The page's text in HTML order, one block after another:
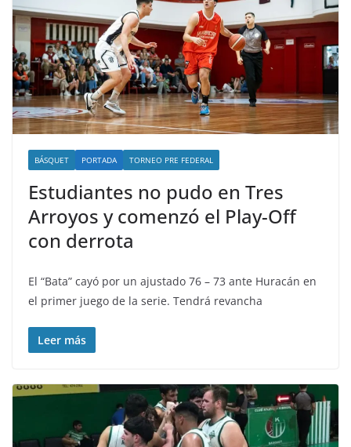
BÁSQUET PORTADA TORNEO PRE FEDERAL
Estudiantes no pudo en Tres
Arroyos y comenzó el Play-Off
con derrota
El “Bata” cayó por un ajustado 76 – 73 ante Huracán en
el primer juego de la serie. Tendrá revancha
Leer más